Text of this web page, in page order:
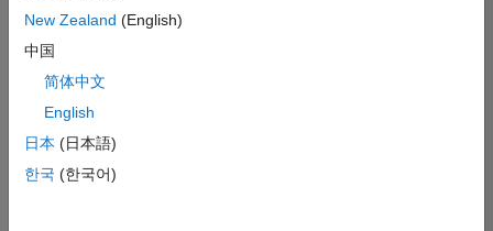
せ
ご
希
望
地
域
New Zealand (English)
中国
简体中文
English
日本 (日本語)
한국 (한국어)